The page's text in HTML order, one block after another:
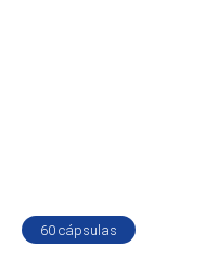
60 cápsulas